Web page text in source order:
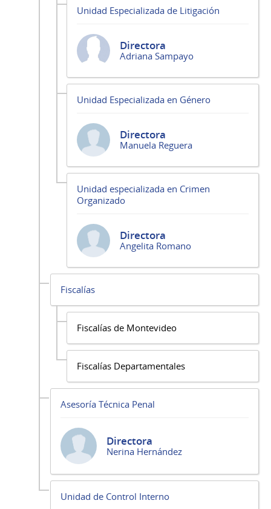
Unidad Especializada de Litigación
Directora
Adriana Sampayo
Unidad Especializada en Género
Directora
Manuela Reguera
Unidad especializada en Crimen
Organizado
Directora
Angelita Romano
Fiscalías
Fiscalías de Montevideo
Fiscalías Departamentales
Asesoría Técnica Penal
Directora
Nerina Hernández
Unidad de Control Interno